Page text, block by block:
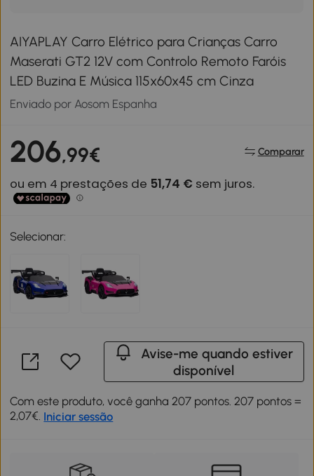
AIYAPLAY Carro Elétrico para Crianças Carro
Maserati GT2 12V com Controlo Remoto Faróis
LED Buzina E Música 115x60x45 cm Cinza
Enviado por Aosom Espanha
206,99€ Comparar
Selecionar:
Avise-me quando estiver
disponível
Com este produto, você ganha 207 pontos. 207 pontos =
2,07€. Iniciar sessão